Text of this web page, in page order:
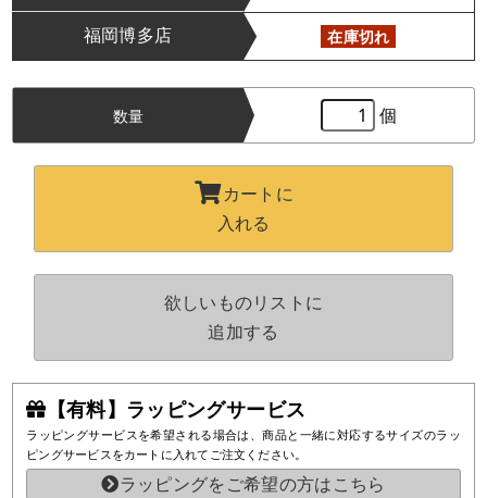
福岡博多店 在庫切れ
【有料】ラッピングサービス
ラッピングサービスを希望される場合は、商品と一緒に対応するサイズのラッ
ピングサービスをカートに入れてご注文ください。
ラッピングをご希望の方はこちら
数量 個
カートに
入れる
欲しいものリストに
追加する